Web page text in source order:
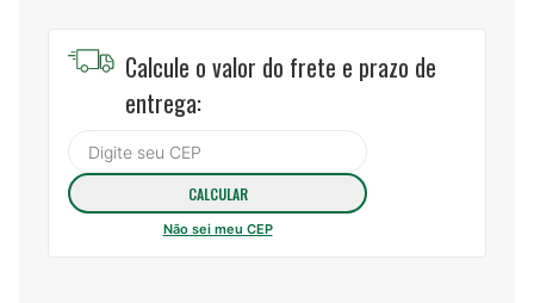
Calcule o valor do frete e prazo de
entrega:
Não sei meu CEP